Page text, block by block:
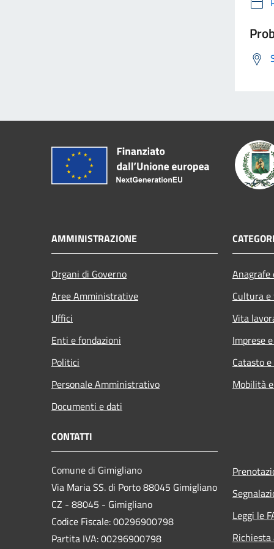
AMMINISTRAZIONE
Organi di Governo
Aree Amministrative
Uffici
Enti e fondazioni
Politici
Personale Amministrativo
Documenti e dati
Cultura
Vita
Imprese
Catasto
Mobilità
CONTATTI
Comune di Gimigliano
Via Maria SS. di Porto 88045 Gimigliano
CZ - 88045 - Gimigliano
Codice Fiscale: 00296900798
Partita IVA: 00296900798
Leggi le